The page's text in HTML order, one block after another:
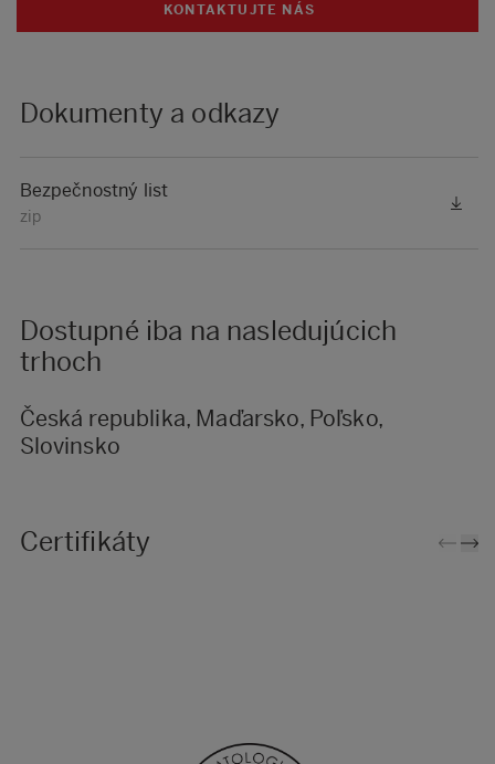
KONTAKTUJTE NÁS
Dokumenty a odkazy
Bezpečnostný list
zip
Dostupné iba na nasledujúcich
trhoch
Česká republika, Maďarsko, Poľsko,
Slovinsko
Certifikáty